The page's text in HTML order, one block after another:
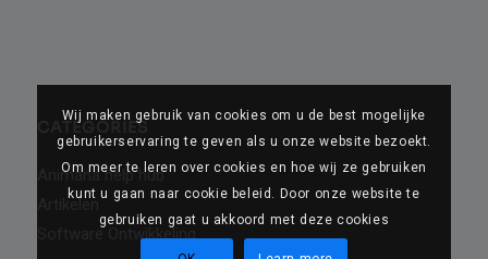
CATEGORIES
Animana help hub
Artikelen
Software Ontwikkeling
Wij maken gebruik van cookies om u de best mogelijke
gebruikerservaring te geven als u onze website bezoekt.
Om meer te leren over cookies en hoe wij ze gebruiken
kunt u gaan naar cookie beleid. Door onze website te
gebruiken gaat u akkoord met deze cookies